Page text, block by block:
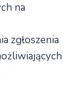
na
zgłoszenia